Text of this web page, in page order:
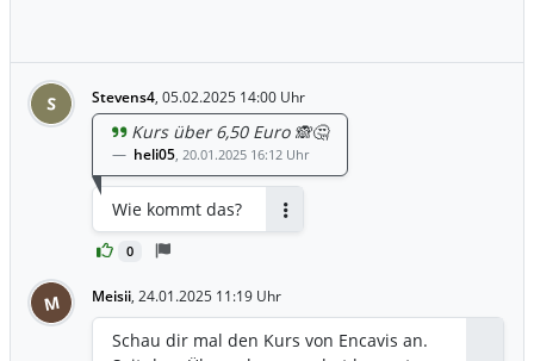
S Stevens4, 05.02.2025 14:00 Uhr
0
Kurs über 6,50 Euro 🙈🤔
heli05, 20.01.2025 16:12 Uhr
Wie kommt das?
M Meisii, 24.01.2025 11:19 Uhr
Schau dir mal den Kurs von Encavis an.